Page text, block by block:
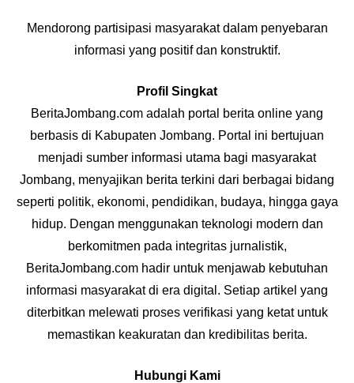
Mendorong partisipasi masyarakat dalam penyebaran
informasi yang positif dan konstruktif.
Profil Singkat
BeritaJombang.com adalah portal berita online yang
berbasis di Kabupaten Jombang. Portal ini bertujuan
menjadi sumber informasi utama bagi masyarakat
Jombang, menyajikan berita terkini dari berbagai bidang
seperti politik, ekonomi, pendidikan, budaya, hingga gaya
hidup. Dengan menggunakan teknologi modern dan
berkomitmen pada integritas jurnalistik,
BeritaJombang.com hadir untuk menjawab kebutuhan
informasi masyarakat di era digital. Setiap artikel yang
diterbitkan melewati proses verifikasi yang ketat untuk
memastikan keakuratan dan kredibilitas berita.
Hubungi Kami